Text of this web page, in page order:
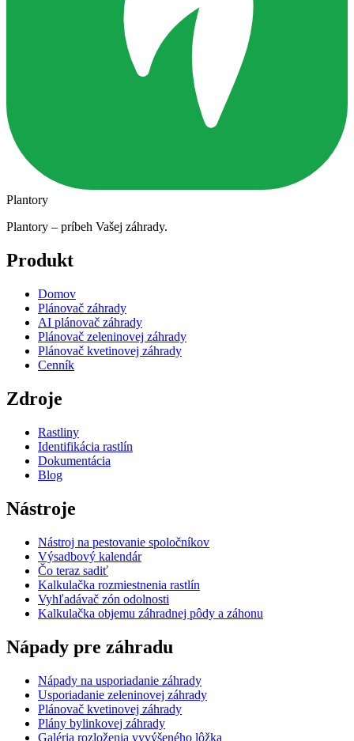
Plantory
Plantory – príbeh Vašej záhrady.
Produkt
Domov
Plánovač záhrady
AI plánovač záhrady
Plánovač zeleninovej záhrady
Plánovač kvetinovej záhrady
Cenník
Zdroje
Rastliny
Identifikácia rastlín
Dokumentácia
Blog
Nástroje
Nástroj na pestovanie spoločníkov
Výsadbový kalendár
Čo teraz sadiť
Kalkulačka rozmiestnenia rastlín
Vyhľadávač zón odolnosti
Kalkulačka objemu záhradnej pôdy a záhonu
Nápady pre záhradu
Nápady na usporiadanie záhrady
Usporiadanie zeleninovej záhrady
Plánovač kvetinovej záhrady
Plány bylinkovej záhrady
Galéria rozloženia vyvýšeného lôžka